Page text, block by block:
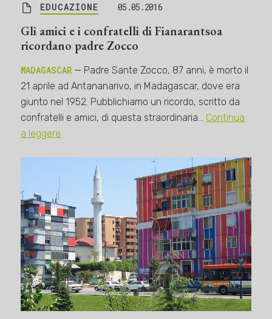
EDUCAZIONE 05.05.2016
Gli amici e i confratelli di Fianarantsoa
ricordano padre Zocco
MADAGASCAR — Padre Sante Zocco, 87 anni, è morto il
21 aprile ad Antananarivo, in Madagascar, dove era
giunto nel 1952. Pubblichiamo un ricordo, scritto da
confratelli e amici, di questa straordinaria… Continua
a leggere